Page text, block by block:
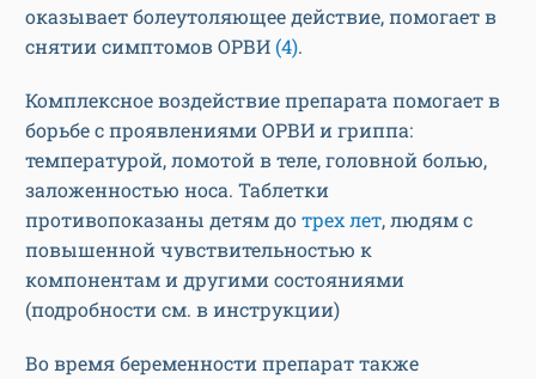
оказывает болеутоляющее действие, помогает в
снятии симптомов ОРВИ (4).
Комплексное воздействие препарата помогает в
борьбе с проявлениями ОРВИ и гриппа:
температурой, ломотой в теле, головной болью,
заложенностью носа. Таблетки
противопоказаны детям дотрех лет, людям с
повышенной чувствительностью к
компонентам и другими состояниями
(подробности см. в инструкции)
Во время беременности препарат также